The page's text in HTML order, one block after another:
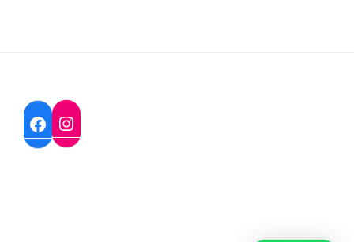
Facebook
Instagram